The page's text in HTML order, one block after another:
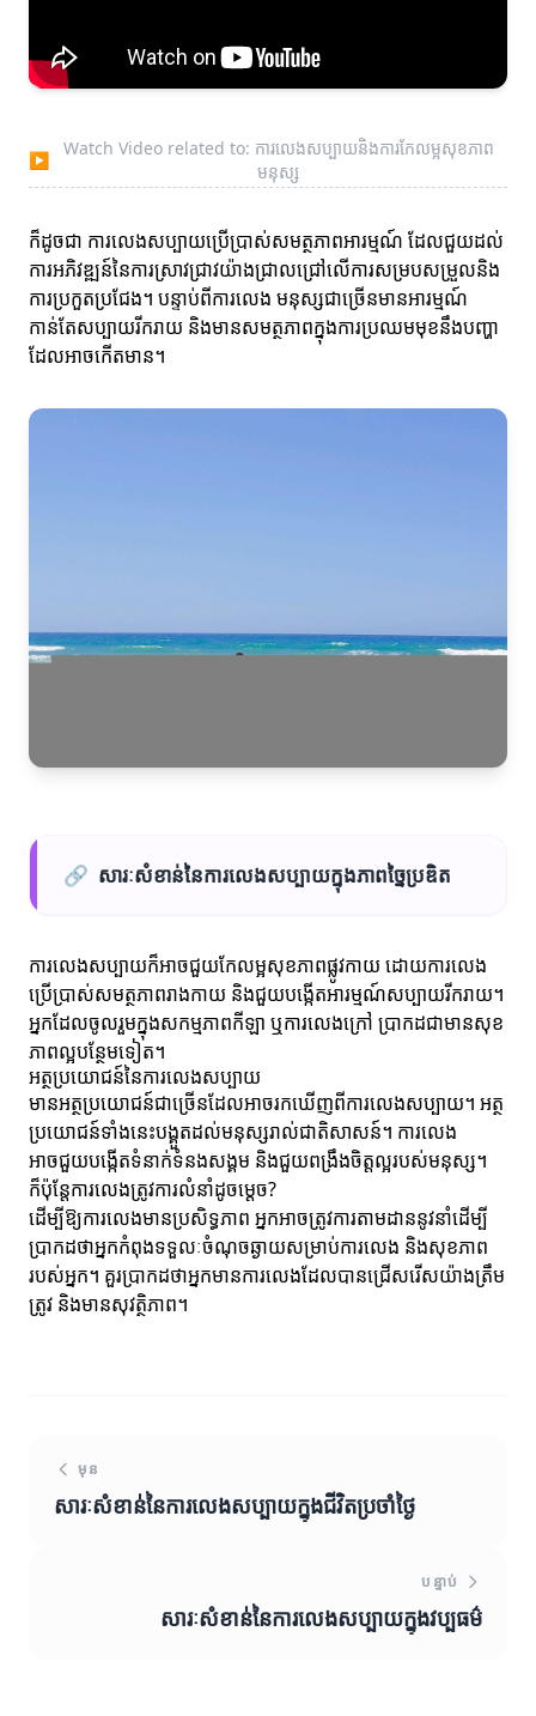
▶
Watch Video related to: ការលេងសប្បាយនិងការកែលម្អសុខភាព
មនុស្ស
ក៏ដូចជា ការលេងសប្បាយប្រើប្រាស់សមត្ថភាពអារម្មណ៍ ដែលជួយដល់
ការអភិវឌ្ឍន៍នៃការស្រាវជ្រាវយ៉ាងជ្រាលជ្រៅលើការសម្របសម្រួលនិង
ការប្រកួតប្រជែង។ បន្ទាប់ពីការលេង មនុស្សជាច្រើនមានអារម្មណ៍
កាន់តែសប្បាយរីករាយ និងមានសមត្ថភាពក្នុងការប្រឈមមុខនឹងបញ្ហា
ដែលអាចកើតមាន។
🔗 សារៈសំខាន់នៃការលេងសប្បាយក្នុងភាពច្នៃប្រឌិត
ការលេងសប្បាយក៏អាចជួយកែលម្អសុខភាពផ្លូវកាយ ដោយការលេង
ប្រើប្រាស់សមត្ថភាពរាងកាយ និងជួយបង្កើតអារម្មណ៍សប្បាយរីករាយ។
អ្នកដែលចូលរួមក្នុងសកម្មភាពកីឡា ឬការលេងក្រៅ ប្រាកដជាមានសុខ
ភាពល្អបន្ថែមទៀត។
អត្ថប្រយោជន៍នៃការលេងសប្បាយ
មានអត្ថប្រយោជន៍ជាច្រើនដែលអាចរកឃើញពីការលេងសប្បាយ។ អត្ថ
ប្រយោជន៍ទាំងនេះបង្គួតដល់មនុស្សរាល់ជាតិសាសន៍។ ការលេង
អាចជួយបង្កើតទំនាក់ទំនងសង្គម និងជួយពង្រឹងចិត្តល្អរបស់មនុស្ស។
ក៏ប៉ុន្តែការលេងត្រូវការលំនាំ​ដូចម្តេច?
ដើម្បីឱ្យការលេងមានប្រសិទ្ធភាព អ្នកអាចត្រូវការតាមដាននូវនាំដើម្បី
ប្រាកដថាអ្នកកំពុងទទួលៈចំណុចឆ្ងាយសម្រាប់ការលេង និងសុខភាព
របស់អ្នក។ គួរប្រាកដថាអ្នកមានការលេងដែលបានជ្រើសរើសយ៉ាងត្រឹម
ត្រូវ និងមានសុវត្ថិភាព។
មុន
សារៈសំខាន់នៃការលេងសប្បាយក្នុងជីវិតប្រចាំថ្ងៃ
បន្ទាប់
សារៈសំខាន់នៃការលេងសប្បាយក្នុងវប្បធម៌